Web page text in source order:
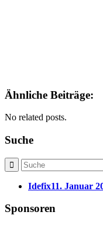
Ähnliche Beiträge:
No related posts.
Suche
Idefix11. Januar
Sponsoren